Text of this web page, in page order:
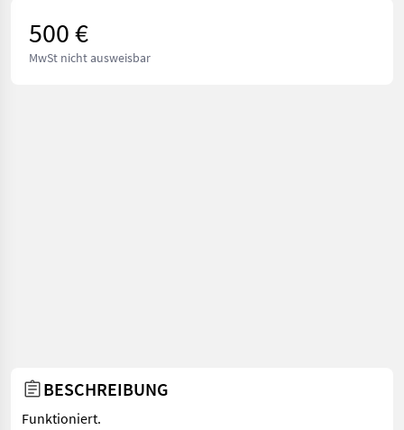
500 €
MwSt nicht ausweisbar
BESCHREIBUNG
Funktioniert.